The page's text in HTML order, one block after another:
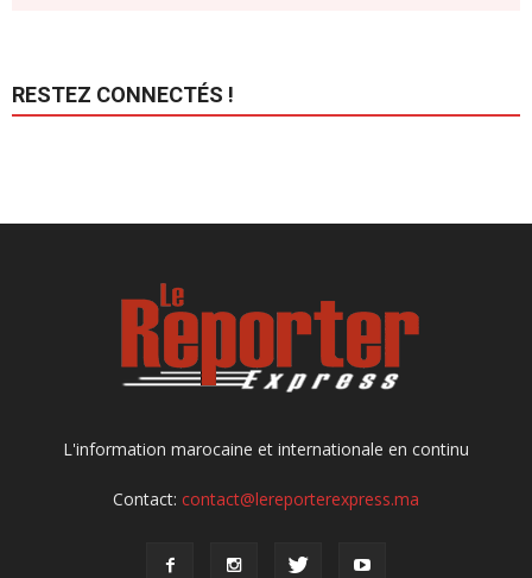
RESTEZ CONNECTÉS !
L'information marocaine et internationale en continu
Contact: contact@lereporterexpress.ma